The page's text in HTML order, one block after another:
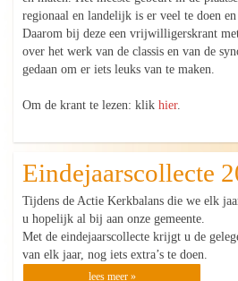
regionaal en landelijk is er veel te doen
Daarom bij deze een vrijwilligerskrant
over het werk van de classis en van de
gedaan om er iets leuks van te maken.
Om de krant te lezen: klikhier.
Eindejaarscollecte
Tijdens de Actie Kerkbalans die we elk
u hopelijk al bij aan onze gemeente.
Met de eindejaarscollecte krijgt u de
van elk jaar, nog iets extra’s te doen.
lees meer »